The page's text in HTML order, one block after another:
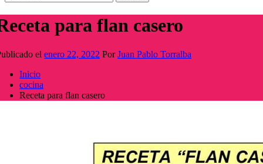
para flan casero
el enero 22, 2022 PorJuan Pablo Torralba
Inicio
cocina
Receta para flan casero